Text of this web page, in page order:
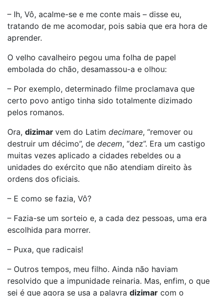
– Ih, Vô, acalme-se e me conte mais – disse eu,
tratando de me acomodar, pois sabia que era hora de
aprender.
O velho cavalheiro pegou uma folha de papel
embolada do chão, desamassou-a e olhou:
– Por exemplo, determinado filme proclamava que
certo povo antigo tinha sido totalmente dizimado
pelos romanos.
Ora, dizimar vem do Latim decimare, “remover ou
destruir um décimo”, de decem, “dez”. Era um castigo
muitas vezes aplicado a cidades rebeldes ou a
unidades do exército que não atendiam direito às
ordens dos oficiais.
– E como se fazia, Vô?
– Fazia-se um sorteio e, a cada dez pessoas, uma era
escolhida para morrer.
– Puxa, que radicais!
– Outros tempos, meu filho. Ainda não haviam
resolvido que a impunidade reinaria. Mas, enfim, o que
sei é que agora se usa a palavra dizimar com o